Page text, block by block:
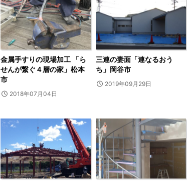
金属手すりの現場加工 「ら
せんが繋ぐ４層の家」松本
市
2018年07月04日
三連の妻面「連なるおう
ち」岡谷市
2019年09月29日